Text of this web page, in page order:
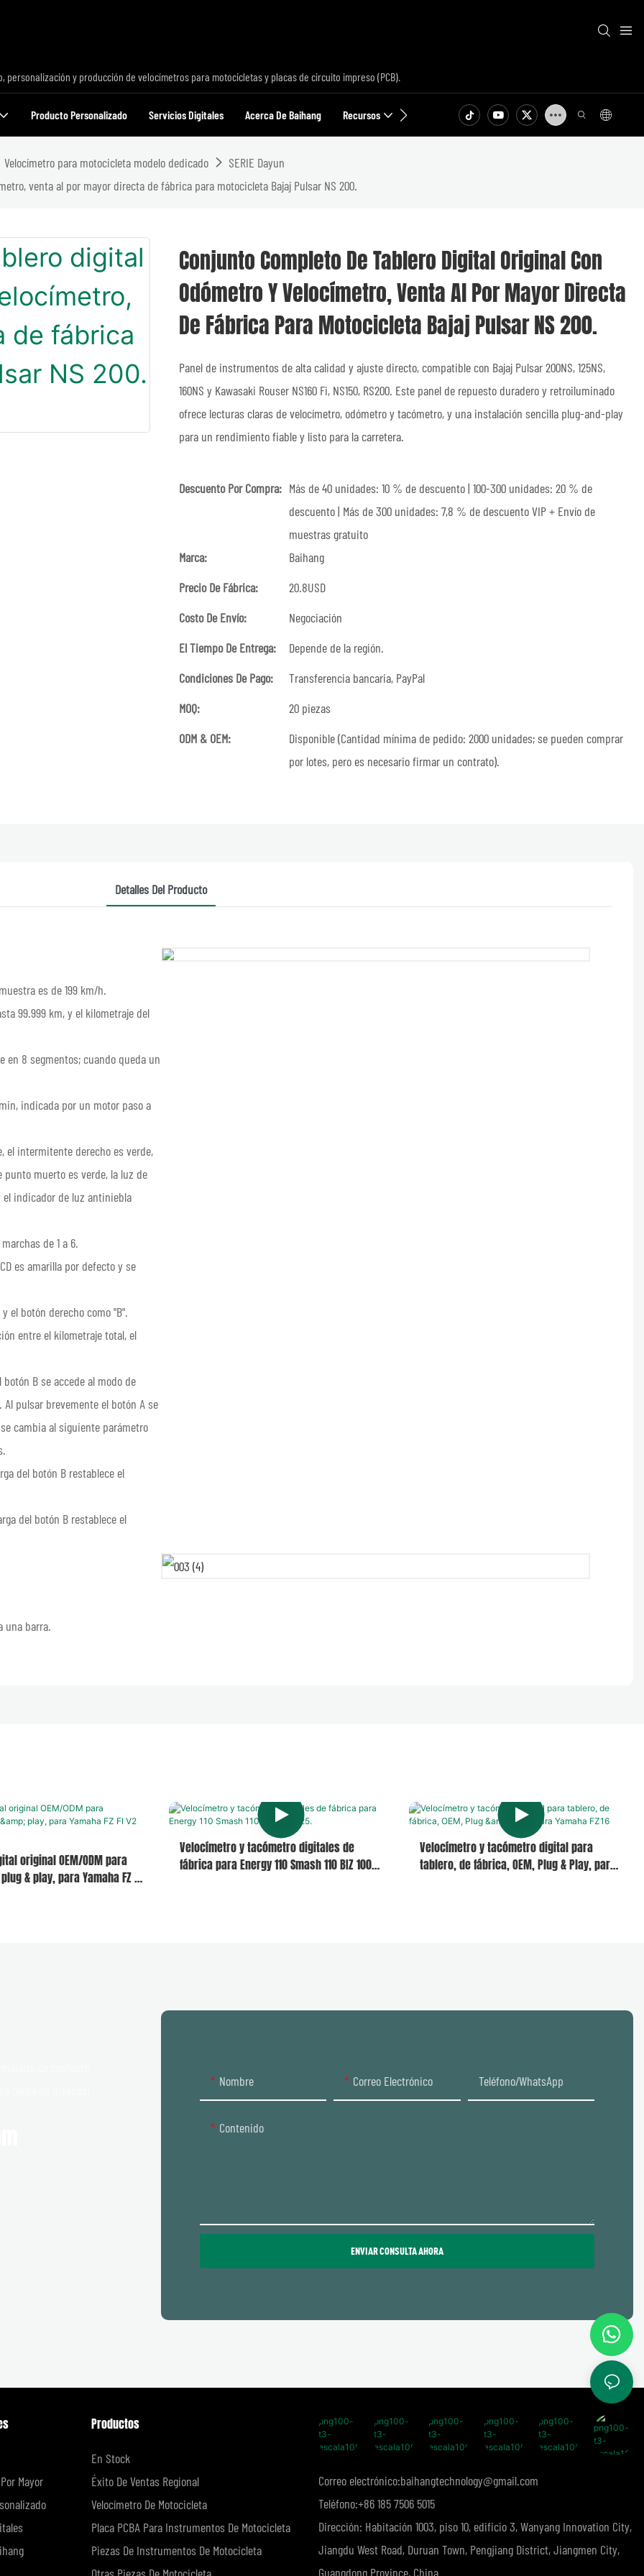
personalización y producción de velocímetros para motocicletas y placas de circuito impreso (PCB).
Producto Personalizado Servicios Digitales Acerca De Baihang Recursos
Velocímetro para motocicleta modelo dedicado
SERIE Dayun
venta al por mayor directa de fábrica para motocicleta Bajaj Pulsar NS 200.
Conjunto Completo De Tablero Digital Original Con
Odómetro Y Velocímetro, Venta Al Por Mayor Directa
De Fábrica Para Motocicleta Bajaj Pulsar NS 200.
Panel de instrumentos de alta calidad y ajuste directo, compatible con Bajaj Pulsar 200NS, 125NS,
160NS y Kawasaki Rouser NS160 Fi, NS150, RS200. Este panel de repuesto duradero y retroiluminado
ofrece lecturas claras de velocímetro, odómetro y tacómetro, y una instalación sencilla plug-and-play
para un rendimiento fiable y listo para la carretera.
Descuento Por Compra: Más de 40 unidades: 10 % de descuento | 100-300 unidades: 20 % de
descuento | Más de 300 unidades: 7,8 % de descuento VIP + Envío de
muestras gratuito
Marca:
Baihang
Precio De Fábrica:
20.8USD
Costo De Envío:
Negociación
El Tiempo De Entrega:
Depende de la región.
Condiciones De Pago:
Transferencia bancaria, PayPal
MOQ:
20 piezas
ODM & OEM:
Disponible (Cantidad mínima de pedido: 2000 unidades; se pueden comprar
por lotes, pero es necesario firmar un contrato).
Detalles Del Producto
es de 199 km/h.
99.999 km, y el kilometraje del
en 8 segmentos; cuando queda un
indicada por un motor paso a
el intermitente derecho es verde,
muerto es verde, la luz de
indicador de luz antiniebla
de 1 a 6.
es amarilla por defecto y se
el botón derecho como "B".
entre el kilometraje total, el
B se accede al modo de
pulsar brevemente el botón A se
cambia al siguiente parámetro
del botón B restablece el
del botón B restablece el
barra.
original OEM/ODM para
& play, para Yamaha FZ FI
Velocímetro y tacómetro digitales de
fábrica para Energy 110 Smash 110 BIZ 100
Velocímetro y tacómetro digital para
tablero, de fábrica, OEM, Plug & Play, para
Nombre Correo Electrónico Teléfono/WhatsApp
Contenido
ENVIAR CONSULTA AHORA
Mayor
Productos
En Stock
Éxito De Ventas Regional
Velocímetro De Motocicleta
Placa PCBA Para Instrumentos De Motocicleta
Piezas De Instrumentos De Motocicleta
Correo electrónico:baihangtechnology@gmail.com
Teléfono:+86 185 7506 5015
Dirección: Habitación 1003, piso 10, edificio 3, Wanyang Innovation City,
Jiangdu West Road, Duruan Town, Pengjiang District, Jiangmen City,
Guangdong Province, China